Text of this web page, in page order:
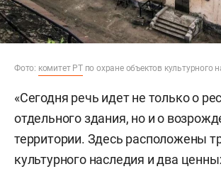
Фото: комитет РТпо охране объектов культурного
«Сегодня речь идет не только о
отдельного здания, но и о
территории. Здесь расположены
культурного наследия и два